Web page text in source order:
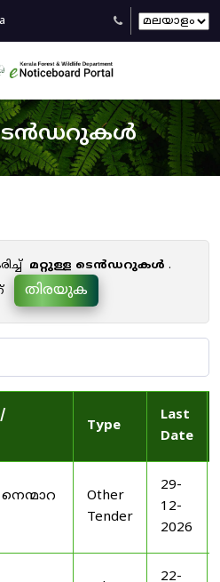
ടെൻഡറുകൾ
മറ്റുള്ള ടെൻഡറുകൾ .
തിരയുക
Type
Last
Date
Other
Tender
29-
12-
2026
22-